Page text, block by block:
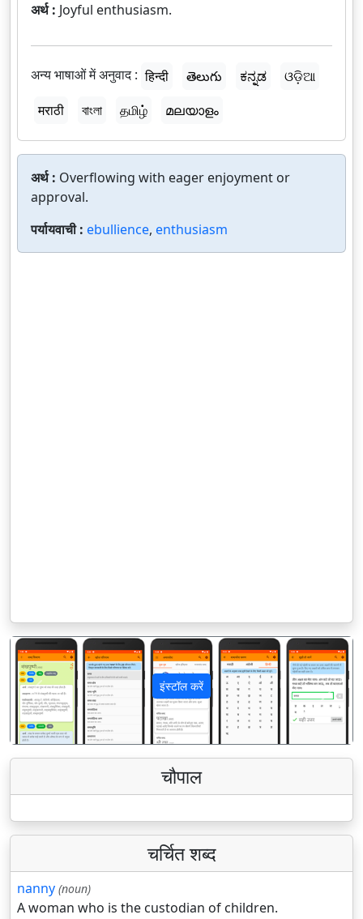
अर्थ : Joyful enthusiasm.
अन्य भाषाओं में अनुवाद : हिन्दी తెలుగు ಕನ್ನಡ
ଓଡ଼ିଆ
मराठी
বাংলা தமிழ் മലയാളം
अर्थ : Overflowing with eager enjoyment or
approval.
पर्यायवाची : ebullience, enthusiasm
इंस्टॉल करें
पिछला अगला
चौपाल
चर्चित शब्द
nanny (noun)
A woman who is the custodian of children.